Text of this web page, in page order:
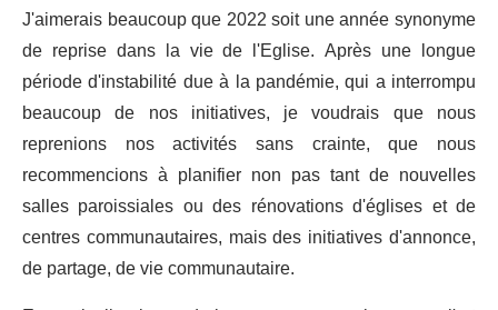
J'aimerais beaucoup que 2022 soit une année synonyme
de reprise dans la vie de l'Eglise. Après une longue
période d'instabilité due à la pandémie, qui a interrompu
beaucoup de nos initiatives, je voudrais que nous
reprenions nos activités sans crainte, que nous
recommencions à planifier non pas tant de nouvelles
salles paroissiales ou des rénovations d'églises et de
centres communautaires, mais des initiatives d'annonce,
de partage, de vie communautaire.